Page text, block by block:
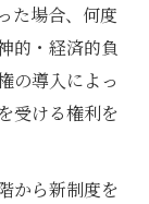
た場合、何度
的・経済的負
の導入によっ
受ける権利を
から新制度を